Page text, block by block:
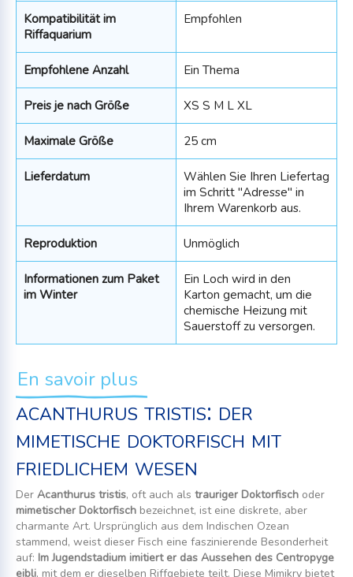
Kompatibilität im
Riffaquarium
Empfohlen
Empfohlene Anzahl Ein Thema
Preis je nach Größe XS S M L XL
Maximale Größe 25 cm
Lieferdatum
Wählen Sie Ihren Liefertag
im Schritt "Adresse" in
Ihrem Warenkorb aus.
Reproduktion Unmöglich
Informationen zum Paket
im Winter
Ein Loch wird in den
Karton gemacht, um die
chemische Heizung mit
Sauerstoff zu versorgen.
En savoir plus
acanthurus tristis: der
mimetische doktorfisch mit
friedlichem wesen
Der Acanthurus tristis, oft auch als trauriger Doktorfisch oder
mimetischer Doktorfisch bezeichnet, ist eine diskrete, aber
charmante Art. Ursprünglich aus dem Indischen Ozean
stammend, weist dieser Fisch eine faszinierende Besonderheit
auf: Im Jugendstadium imitiert er das Aussehen des Centropyge
eibli, mit dem er dieselben Riffgebiete teilt. Diese Mimikry bietet